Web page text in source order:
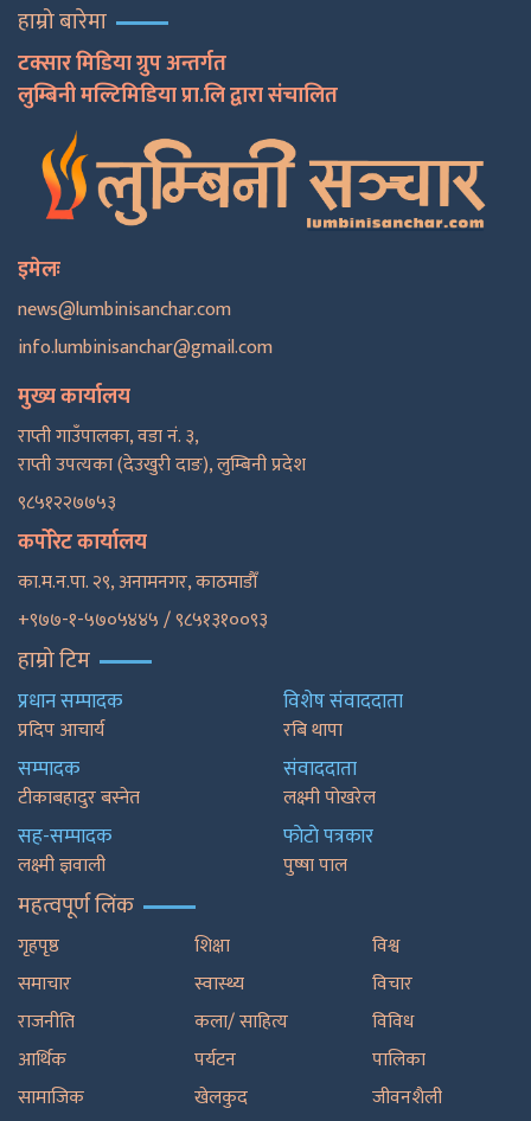
हाम्रो बारेमा
टक्सार मिडिया ग्रुप अन्तर्गत
लुम्बिनी मल्टिमिडिया प्रा.लि द्वारा संचालित
इमेलः
news@lumbinisanchar.com
info.lumbinisanchar@gmail.com
मुख्य कार्यालय
राप्ती गाउँपालका, वडा नं. ३,
राप्ती उपत्यका (देउखुरी दाङ), लुम्बिनी प्रदेश
९८५१२२७७५३
कर्पोरेट कार्यालय
का.म.न.पा. २९, अनामनगर, काठमाडाैँ
+९७७-१-५७०५४४५ / ९८५१३१००९३
हाम्रो टिम
प्रधान सम्पादक
प्रदिप आचार्य
सम्पादक
टीकाबहादुर बस्नेत
सह-सम्पादक
लक्ष्मी ज्ञवाली
विशेष संवाददाता
रबि थापा
संवाददाता
लक्ष्मी पोखरेल
फाेटाे पत्रकार
पुष्षा पाल
महत्वपूर्ण लिंक
गृहपृष्ठ
समाचार
राजनीति
आर्थिक
सामाजिक
शिक्षा
स्वास्थ्य
कला/ साहित्य
पर्यटन
खेलकुद
विश्व
विचार
विविध
पालिका
जीवनशैली